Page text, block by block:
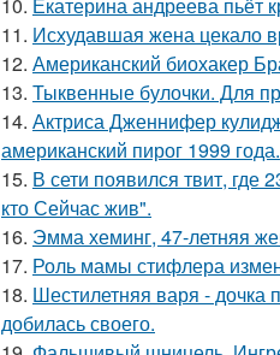
11. Исхудавшая жена цекало
12. Американский биохакер
13. Тыквенные булочки. Для
14. Актриса Дженнифер
американский пирог 1999 года.
15. В сети появился твит,
кто Сейчас жив".
16. Эмма хеминг, 47-летняя
17. Роль мамы стифлера
18. Шестилетняя варя - дочка
добилась своего.